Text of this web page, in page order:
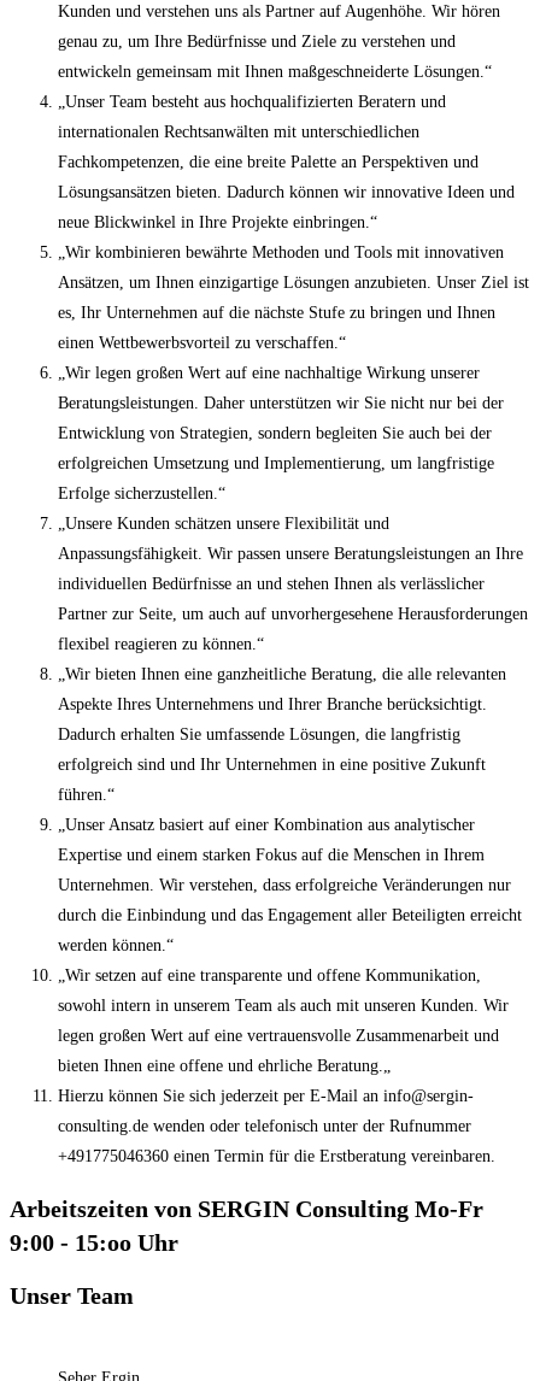
Kunden und verstehen uns als Partner auf Augenhöhe. Wir hören
genau zu, um Ihre Bedürfnisse und Ziele zu verstehen und
entwickeln gemeinsam mit Ihnen maßgeschneiderte Lösungen.“
„Unser Team besteht aus hochqualifizierten Beratern und
internationalen Rechtsanwälten mit unterschiedlichen
Fachkompetenzen, die eine breite Palette an Perspektiven und
Lösungsansätzen bieten. Dadurch können wir innovative Ideen und
neue Blickwinkel in Ihre Projekte einbringen.“
„Wir kombinieren bewährte Methoden und Tools mit innovativen
Ansätzen, um Ihnen einzigartige Lösungen anzubieten. Unser Ziel ist
es, Ihr Unternehmen auf die nächste Stufe zu bringen und Ihnen
einen Wettbewerbsvorteil zu verschaffen.“
„Wir legen großen Wert auf eine nachhaltige Wirkung unserer
Beratungsleistungen. Daher unterstützen wir Sie nicht nur bei der
Entwicklung von Strategien, sondern begleiten Sie auch bei der
erfolgreichen Umsetzung und Implementierung, um langfristige
Erfolge sicherzustellen.“
„Unsere Kunden schätzen unsere Flexibilität und
Anpassungsfähigkeit. Wir passen unsere Beratungsleistungen an Ihre
individuellen Bedürfnisse an und stehen Ihnen als verlässlicher
Partner zur Seite, um auch auf unvorhergesehene Herausforderungen
flexibel reagieren zu können.“
„Wir bieten Ihnen eine ganzheitliche Beratung, die alle relevanten
Aspekte Ihres Unternehmens und Ihrer Branche berücksichtigt.
Dadurch erhalten Sie umfassende Lösungen, die langfristig
erfolgreich sind und Ihr Unternehmen in eine positive Zukunft
führen.“
„Unser Ansatz basiert auf einer Kombination aus analytischer
Expertise und einem starken Fokus auf die Menschen in Ihrem
Unternehmen. Wir verstehen, dass erfolgreiche Veränderungen nur
durch die Einbindung und das Engagement aller Beteiligten erreicht
werden können.“
„Wir setzen auf eine transparente und offene Kommunikation,
sowohl intern in unserem Team als auch mit unseren Kunden. Wir
legen großen Wert auf eine vertrauensvolle Zusammenarbeit und
bieten Ihnen eine offene und ehrliche Beratung.„
Hierzu können Sie sich jederzeit per E-Mail an info@sergin-
consulting.de wenden oder telefonisch unter der Rufnummer
+491775046360 einen Termin für die Erstberatung vereinbaren.
Arbeitszeiten von SERGIN Consulting Mo-Fr
9:00 - 15:oo Uhr
Unser Team